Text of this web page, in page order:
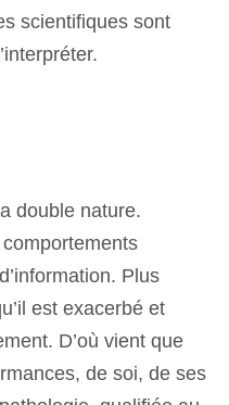
scientifiques sont
double nature.
Plus
est exacerbé et
D’où vient que
de soi, de ses